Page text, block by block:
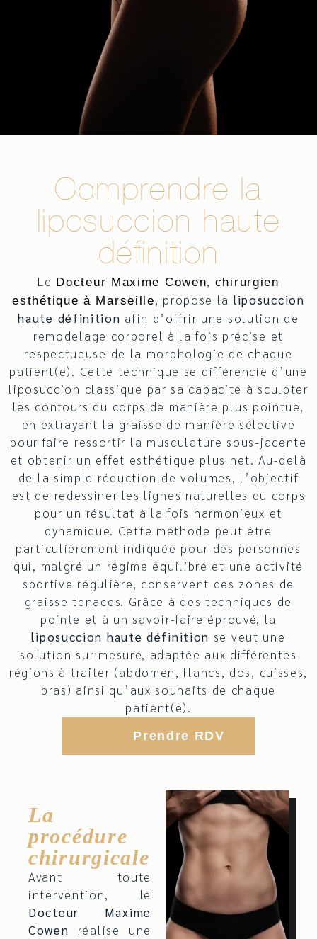
Comprendre la
liposuccion haute
définition
Le Docteur Maxime Cowen, chirurgien
esthétique à Marseille, propose la liposuccion
haute définition afin d’offrir une solution de
remodelage corporel à la fois précise et
respectueuse de la morphologie de chaque
patient(e). Cette technique se différencie d’une
liposuccion classique par sa capacité à sculpter
les contours du corps de manière plus pointue,
en extrayant la graisse de manière sélective
pour faire ressortir la musculature sous-jacente
et obtenir un effet esthétique plus net. Au-delà
de la simple réduction de volumes, l’objectif
est de redessiner les lignes naturelles du corps
pour un résultat à la fois harmonieux et
dynamique. Cette méthode peut être
particulièrement indiquée pour des personnes
qui, malgré un régime équilibré et une activité
sportive régulière, conservent des zones de
graisse tenaces. Grâce à des techniques de
pointe et à un savoir-faire éprouvé, la
liposuccion haute définition se veut une
solution sur mesure, adaptée aux différentes
régions à traiter (abdomen, flancs, dos, cuisses,
bras) ainsi qu’aux souhaits de chaque
patient(e).
Prendre RDV
La
procédure
chirurgicale
Avant toute
intervention, le
Docteur Maxime
Cowen réalise une